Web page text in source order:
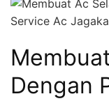
Dengan